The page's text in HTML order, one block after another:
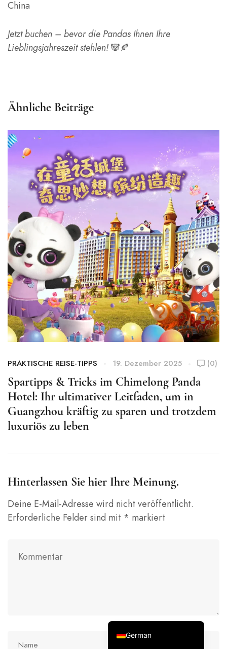
China
Jetzt buchen – bevor die Pandas Ihnen Ihre
Lieblingsjahreszeit stehlen! 🐼🍂
Ähnliche Beiträge
PRAKTISCHE REISE-TIPPS 19. Dezember 2025 (0)
Spartipps & Tricks im Chimelong Panda
Hotel: Ihr ultimativer Leitfaden, um in
Guangzhou kräftig zu sparen und trotzdem
luxuriös zu leben
Hinterlassen Sie hier Ihre Meinung.
Deine E-Mail-Adresse wird nicht veröffentlicht.
Erforderliche Felder sind mit * markiert
German
Spanish
French
Italian